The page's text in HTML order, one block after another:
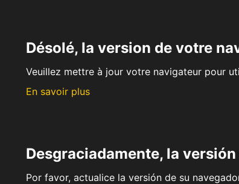
Désolé, la version de votre
Veuillez mettre à jour votre navigateur pour
En savoir plus
Desgraciadamente, la
Por favor, actualice la versión de su